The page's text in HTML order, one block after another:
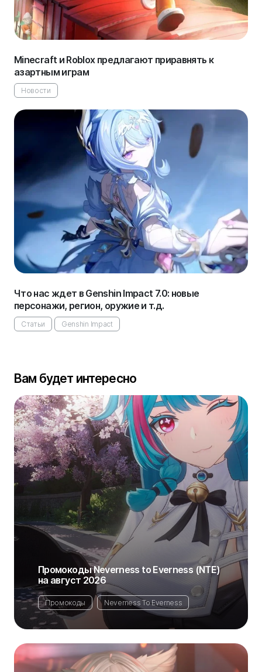
Minecraft и Roblox предлагают приравнять к
азартным играм
Новости
Что нас ждет в Genshin Impact 7.0: новые
персонажи, регион, оружие и т.д.
Статьи Genshin Impact
Вам будет интересно
Промокоды Neverness to Everness (NTE)
на август 2026
Промокоды Neverness To Everness